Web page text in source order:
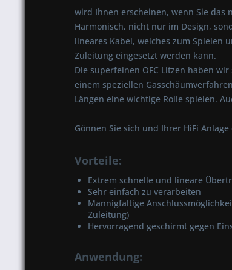
wird Ihnen erscheinen, wenn Sie das
Harmonisch, nicht nur im Design,
lineares Kabel, welches zum Spielen
Zuleitung eingesetzt werden kann.
Die superfeinen OFC Litzen haben
einem speziellen
Längen eine wichtige Rolle spielen.
Gönnen Sie sich und Ihrer HiFi
Vorteile:
Extrem schnelle und lineare
Sehr einfach zu verarbeiten
Mannigfaltige
Zuleitung)
Hervorragend geschirmt gegen
Anwendung: